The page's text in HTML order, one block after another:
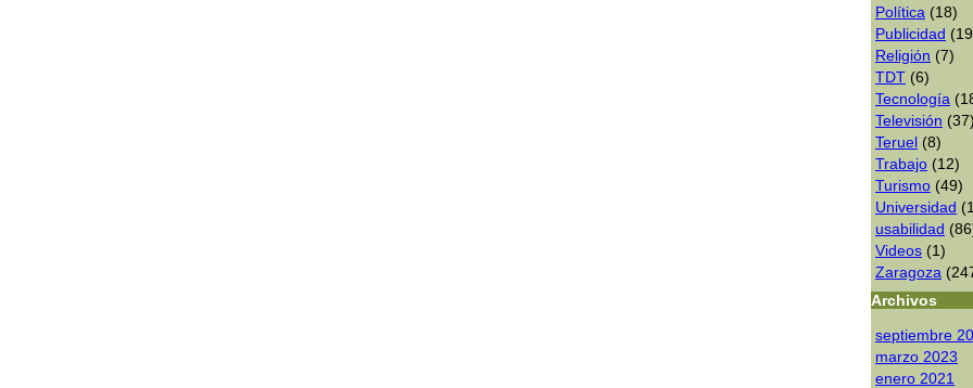
Polí­tica (18)
Publicidad
Religión (7)
TDT (6)
Tecnologí­a
Televisión (37)
Teruel (8)
Trabajo (12)
Turismo (49)
Universidad
usabilidad
Videos (1)
Zaragoza
Archivos
septiembre
marzo 2023
enero 2021